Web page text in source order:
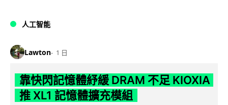
人工智能
Lawton 1 日
靠快閃記憶體紓緩 DRAM 不足 KIOXIA
推 XL1 記憶體擴充模組